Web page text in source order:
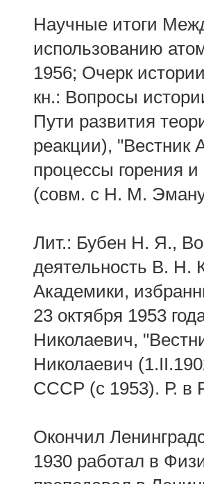
Научные итоги
использованию
1956; Очерк
кн.: Вопросы
Пути развития
реакции),
процессы горения
(совм. с H. M.
Лит.: Бубен Н. Я.,
деятельность В. Н.
Академики,
23 октября 1953
Николаевич,
Николаевич
СССР (с 1953). Р. в
Окончил
1930 работал в